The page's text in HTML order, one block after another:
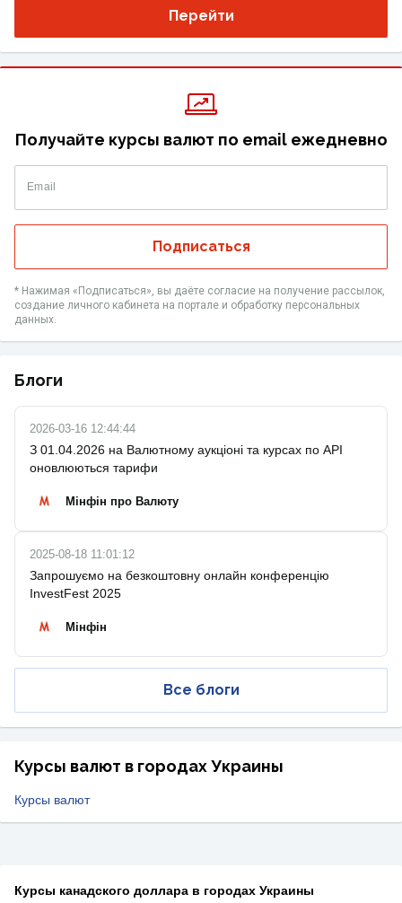
Перейти
Получайте курсы валют по email ежедневно
Email
Подписаться
* Нажимая «‎Подписаться», вы даёте согласие на получение рассылок,
создание личного кабинета на портале и обработку персональных
данных.
Блоги
2026-03-16 12:44:44
З 01.04.2026 на Валютному аукціоні та курсах по API
оновлюються тарифи
Мінфін про Валюту
2025-08-18 11:01:12
Запрошуємо на безкоштовну онлайн конференцію
InvestFest 2025
Мінфін
Все блоги
Курсы валют в городах Украины
Курсы валют
Курсы канадского доллара в городах Украины